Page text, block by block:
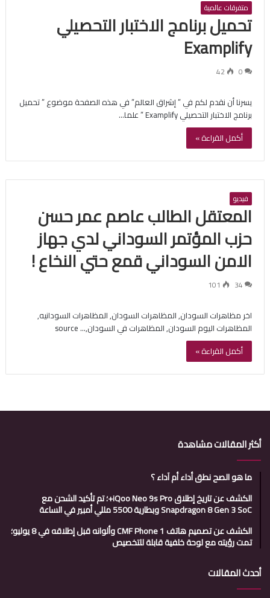
متفرقات عالمية
تحميل برنامج الاختبار التحصيلي
Examplify
0
42
يسرنا أن نقدم لكم في ” إشراق العالم” في هذه الصفحة موضوع ” تحميل
برنامج الاختبار التحصيلي Examplify ” علما…
أكمل القراءة »
فيديو
المعتقل الطالب عاصم عمر حسن
حزب المؤتمر السوداني لدي جهاز
الامن السوداني قمع حتي النخاع !
34
101
اخر مظاهرات السودان, المظاهرات السودان, المظاهرات السودانيه,
المظاهرات اليوم السودان, المظاهرات في السودان,… source
أكمل القراءة »
أكثر المقالات مشاهدة
ما هو الصح نطق أداء أم آداء ؟
الكشف عن تاريخ إطلاق iQoo Neo 9s Pro+؛ تم تأكيد الشحن مع
Snapdragon 8 Gen 3 SoC وبطارية 5500 مللي أمبير في الساعة
الكشف عن تصميم هاتف CMF Phone 1 وألوانه قبل إطلاقه في 8 يوليو؛
تمت رؤيته مع لوحة خلفية قابلة للتخصيص
أحدث المقالات